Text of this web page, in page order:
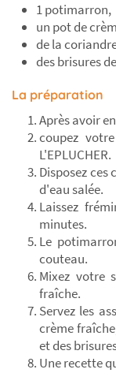
1 potimarron,
un pot de
de la
des brisures
La préparation
Après avoir
coupez
L'EPLUCHER.
Disposez ces
d'eau salée.
Laissez
minutes.
Le
couteau.
Mixez votre
fraîche.
Servez les
crème
et des
Une recette